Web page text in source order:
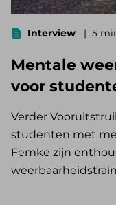
Interview 5
Mentale
voor
Verder
studenten met
Femke zijn